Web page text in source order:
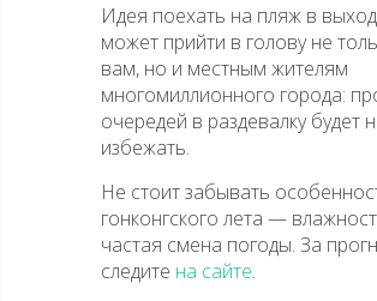
Идея поехать на пляж в
может прийти в голову не
вам, но и местным жителям
многомиллионного города:
очередей в раздевалку будет
избежать.
Не стоит забывать
гонконгского лета —
частая смена погоды. За
следите на сайте.